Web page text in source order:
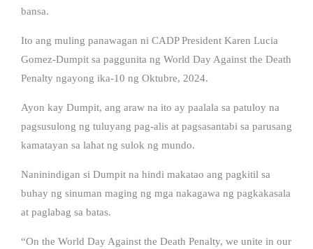
bansa.
Ito ang muling panawagan ni CADP President Karen Lucia
Gomez-Dumpit sa paggunita ng World Day Against the Death
Penalty ngayong ika-10 ng Oktubre, 2024.
Ayon kay Dumpit, ang araw na ito ay paalala sa patuloy na
pagsusulong ng tuluyang pag-alis at pagsasantabi sa parusang
kamatayan sa lahat ng sulok ng mundo.
Naninindigan si Dumpit na hindi makatao ang pagkitil sa
buhay ng sinuman maging ng mga nakagawa ng pagkakasala
at paglabag sa batas.
“On the World Day Against the Death Penalty, we unite in our